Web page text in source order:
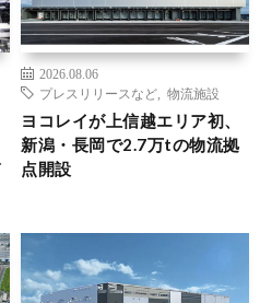
2026.08.06
プレスリリースなど
物流施設
ヨコレイが上信越エリア初、
新潟・長岡で2.7万tの物流拠
点開設